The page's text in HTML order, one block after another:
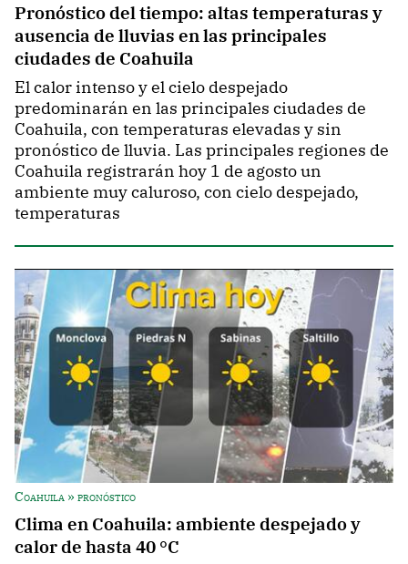
Pronóstico del tiempo: altas temperaturas y
ausencia de lluvias en las principales
ciudades de Coahuila
El calor intenso y el cielo despejado
predominarán en las principales ciudades de
Coahuila, con temperaturas elevadas y sin
pronóstico de lluvia. Las principales regiones de
Coahuila registrarán hoy 1 de agosto un
ambiente muy caluroso, con cielo despejado,
temperaturas
Coahuila » pronóstico
Clima en Coahuila: ambiente despejado y
calor de hasta 40 °C